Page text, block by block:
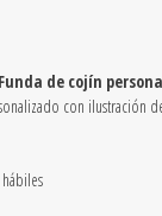
de cojín
con ilustración